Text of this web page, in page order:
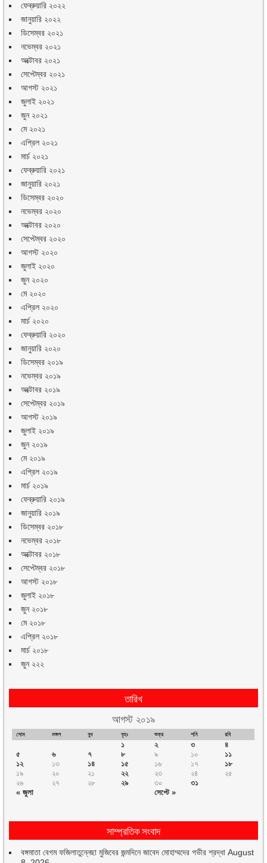
ফেব্রুয়ারি ২০২২
জানুয়ারি ২০২২
ডিসেম্বর ২০২১
নভেম্বর ২০২১
অক্টোবর ২০২১
সেপ্টেম্বর ২০২১
আগস্ট ২০২১
জুলাই ২০২১
জুন ২০২১
মে ২০২১
এপ্রিল ২০২১
মার্চ ২০২১
ফেব্রুয়ারি ২০২১
জানুয়ারি ২০২১
ডিসেম্বর ২০২০
নভেম্বর ২০২০
অক্টোবর ২০২০
সেপ্টেম্বর ২০২০
আগস্ট ২০২০
জুলাই ২০২০
জুন ২০২০
মে ২০২০
এপ্রিল ২০২০
মার্চ ২০২০
ফেব্রুয়ারি ২০২০
জানুয়ারি ২০২০
ডিসেম্বর ২০১৯
নভেম্বর ২০১৯
অক্টোবর ২০১৯
সেপ্টেম্বর ২০১৯
আগস্ট ২০১৯
জুলাই ২০১৯
জুন ২০১৯
মে ২০১৯
এপ্রিল ২০১৯
মার্চ ২০১৯
ফেব্রুয়ারি ২০১৯
জানুয়ারি ২০১৯
ডিসেম্বর ২০১৮
নভেম্বর ২০১৮
অক্টোবর ২০১৮
সেপ্টেম্বর ২০১৮
আগস্ট ২০১৮
জুলাই ২০১৮
জুন ২০১৮
মে ২০১৮
এপ্রিল ২০১৮
মার্চ ২০১৮
জুন ২২২
তারিখ
আগস্ট ২০১৯
সোম মঙ্গল বুধ বৃহঃ শুক্র শনি রবি
« জুলা সেপ্টে »
১ ২ ৩
৪
৫
৬ ৭ ৮ ৯ ১০
১১
১২
১৩ ১৪ ১৫ ১৬ ১৭
১৮
১৯
২০ ২১ ২২ ২৩ ২৪
২৫
২৬
২৭ ২৮ ২৯ ৩০ ৩১
সাম্প্রতিক সংবাদ
বঙ্গমাতা বেগম ফজিলাতুন্নেছা মুজিবের জন্মদিনে জাবেদ মোহাম্মদের গভীর শ্রদ্ধা August